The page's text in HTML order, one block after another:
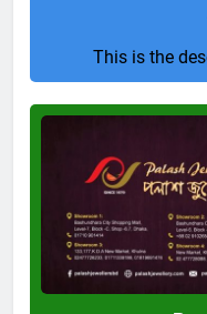
This is the